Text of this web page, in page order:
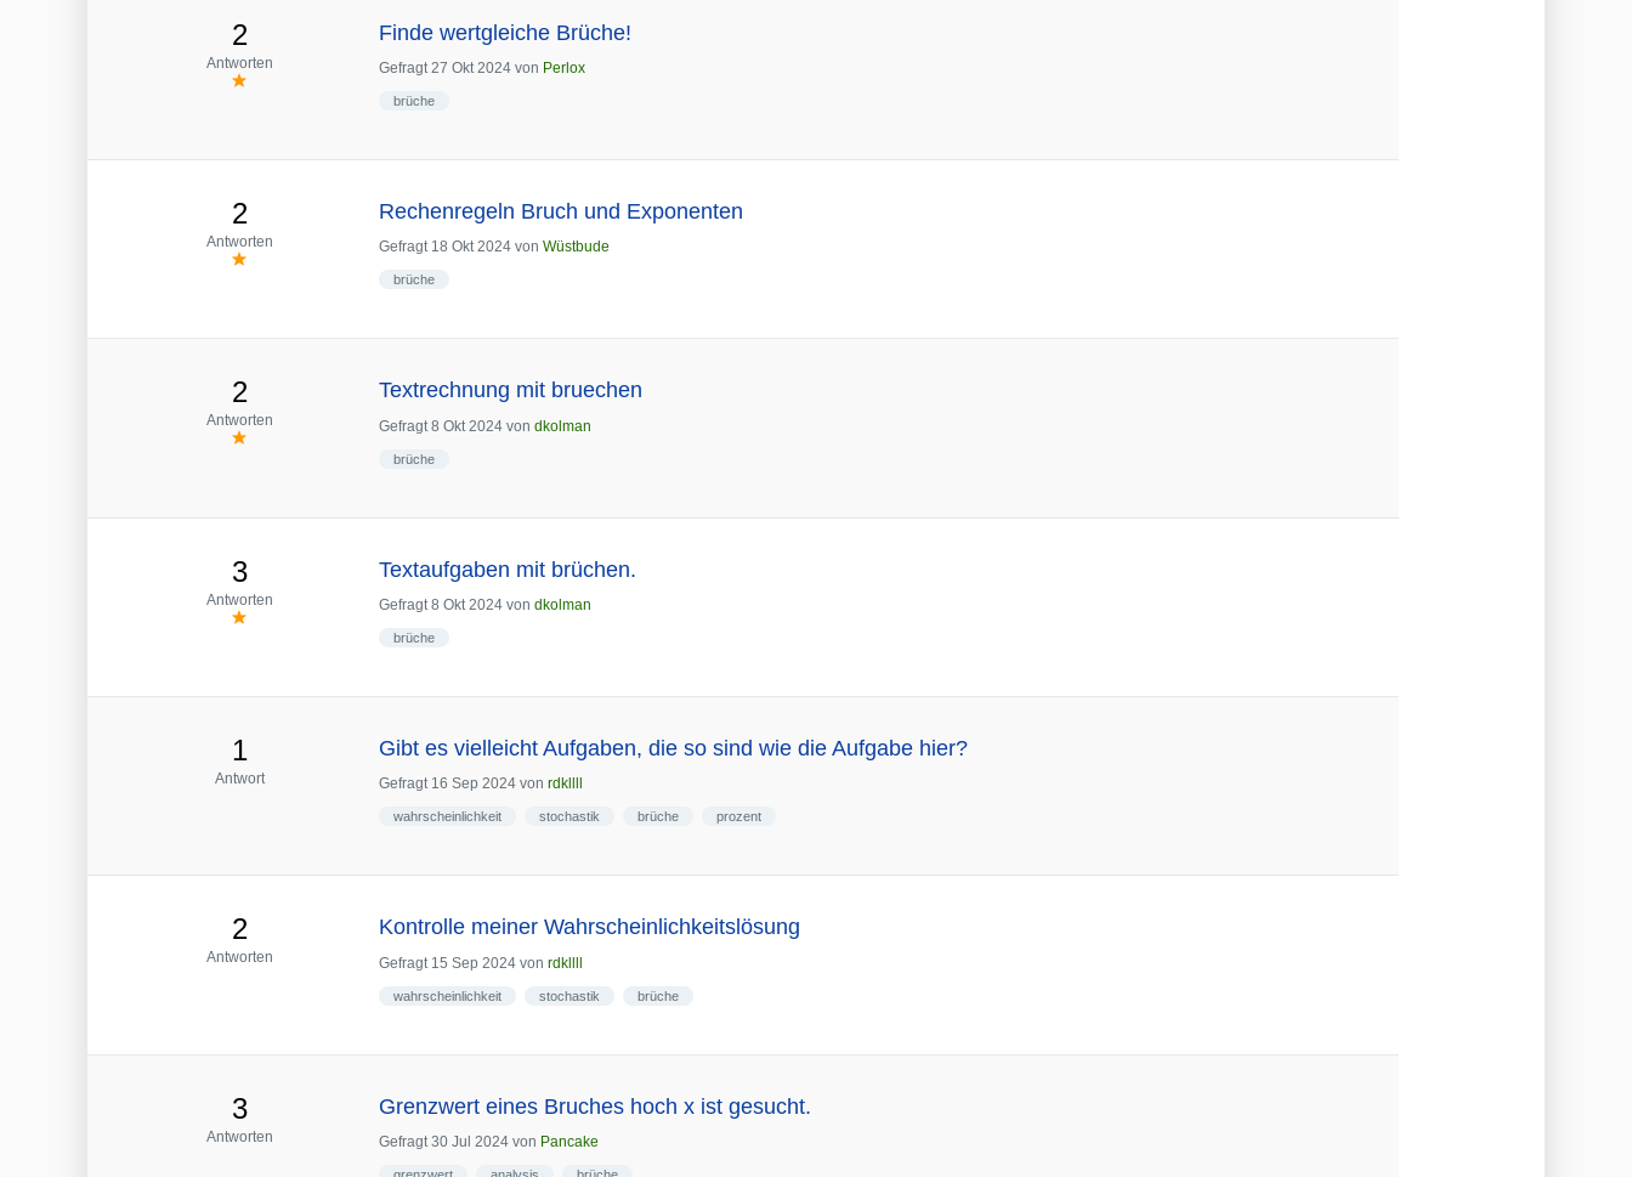
2
Antworten
Finde wertgleiche Brüche!
Gefragt 27 Okt 2024 von Perlox
brüche
2
Antworten
Rechenregeln Bruch und Exponenten
Gefragt 18 Okt 2024 von Wüstbude
brüche
2
Antworten
Textrechnung mit bruechen
Gefragt 8 Okt 2024 von dkolman
brüche
3
Antworten
Textaufgaben mit brüchen.
Gefragt 8 Okt 2024 von dkolman
brüche
1
Antwort
Gibt es vielleicht Aufgaben, die so sind wie die Aufgabe hier?
Gefragt 16 Sep 2024 von rdkllll
wahrscheinlichkeit stochastik brüche prozent
2
Antworten
Kontrolle meiner Wahrscheinlichkeitslösung
Gefragt 15 Sep 2024 von rdkllll
wahrscheinlichkeit stochastik brüche
3
Antworten
Grenzwert eines Bruches hoch x ist gesucht.
Gefragt 30 Jul 2024 von Pancake